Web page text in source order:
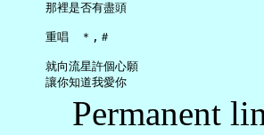
     那裡是否有盡頭
     重唱　＊,＃
     就向流星許個心願
Permanent